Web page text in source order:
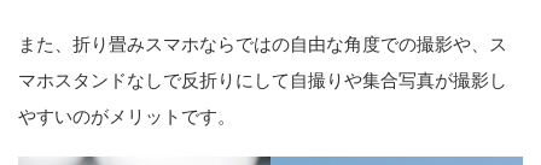
また、折り畳みスマホならではの自由な角度での撮影や、ス
マホスタンドなしで反折りにして自撮りや集合写真が撮影し
やすいのがメリットです。